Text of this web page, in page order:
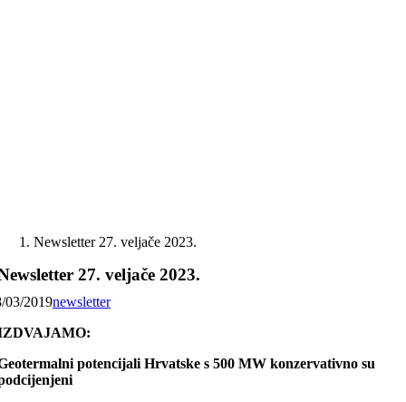
Newsletter 27. veljače 2023.
27. veljače 2023.
03/2019newsletter
potencijali Hrvatske s 500 MW konzervativno su